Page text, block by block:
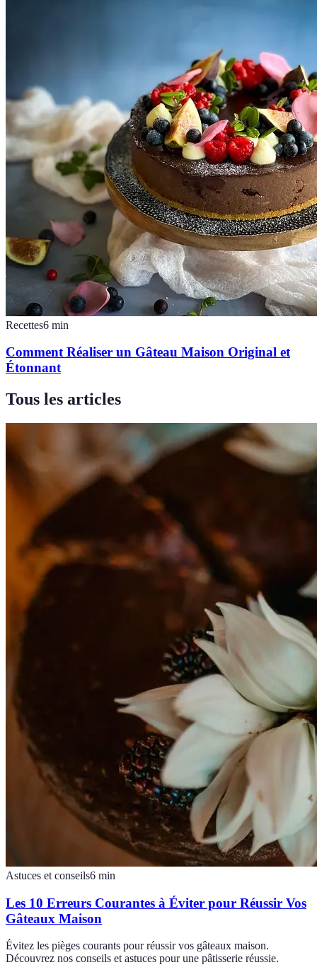
Recettes6 min
Comment Réaliser un Gâteau Maison Original et
Étonnant
Tous les articles
Astuces et conseils6 min
Les 10 Erreurs Courantes à Éviter pour Réussir Vos
Gâteaux Maison
Évitez les pièges courants pour réussir vos gâteaux maison.
Découvrez nos conseils et astuces pour une pâtisserie réussie.